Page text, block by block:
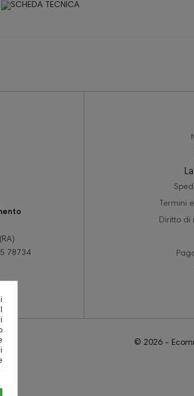
78734
Termini
Diritto di
© 2026 -